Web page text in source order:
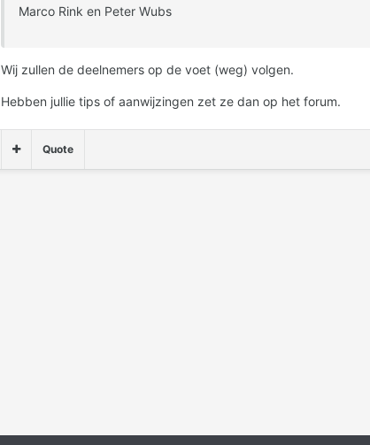
Marco Rink en Peter Wubs
Wij zullen de deelnemers op de voet (weg) volgen.
Hebben jullie tips of aanwijzingen zet ze dan op het forum.
Quote